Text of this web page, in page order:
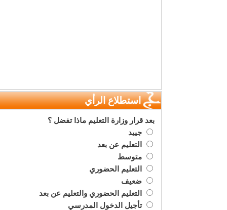
استطلاع الرأي
بعد قرار وزارة التعليم ماذا تفضل ؟
جييد
التعليم عن بعد
متوسط
التعليم الحضوري
ضعيف
التعليم الحضوري والتعليم عن بعد
تأجيل الدخول المدرسي